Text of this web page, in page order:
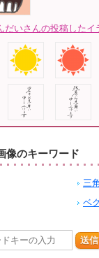
だいさんの投稿したイ
像のキーワード
三角
ベ
送信